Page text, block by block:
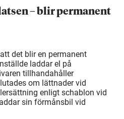
– blir permanent
det blir en permanent
laddar el på
tillhandahåller
om lättnader vid
enligt schablon vid
sin förmånsbil vid